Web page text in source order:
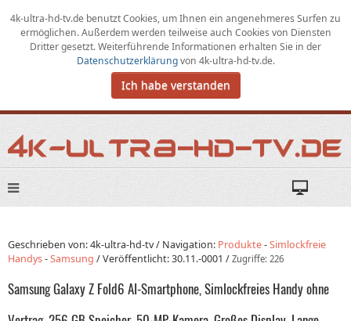
4k-ultra-hd-tv.de benutzt Cookies, umIhnen ein angenehmeres Surfen zu
ermöglichen.Außerdem werden teilweise auch Cookies von Diensten
Dritter gesetzt. Weiterführende Informationen erhalten Sie in der
Datenschutzerklärungvon 4k-ultra-hd-tv.de.
Ich habe verstanden
Geschrieben von: 4k-ultra-hd-tv / Navigation: Produkte-Simlockfreie
Handys-Samsung /Veröffentlicht:30.11.-0001 / Zugriffe: 226
Samsung Galaxy Z Fold6 AI-Smartphone, Simlockfreies Handy ohne